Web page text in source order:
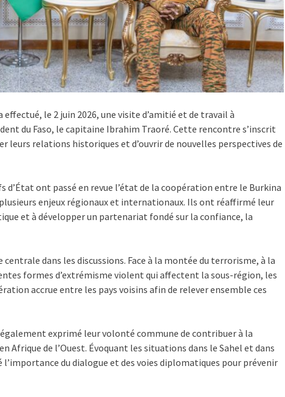
le 2 juin 2026, une visite d’amitié et de travail à
du Faso, le capitaine Ibrahim Traoré. Cette rencontre s’inscrit
leurs relations historiques et d’ouvrir de nouvelles perspectives de
d’État ont passé en revue l’état de la coopération entre le Burkina
enjeux régionaux et internationaux. Ils ont réaffirmé leur
et à développer un partenariat fondé sur la confiance, la
dans les discussions. Face à la montée du terrorisme, à la
formes d’extrémisme violent qui affectent la sous-région, les
accrue entre les pays voisins afin de relever ensemble ces
exprimé leur volonté commune de contribuer à la
Afrique de l’Ouest. Évoquant les situations dans le Sahel et dans
l’importance du dialogue et des voies diplomatiques pour prévenir